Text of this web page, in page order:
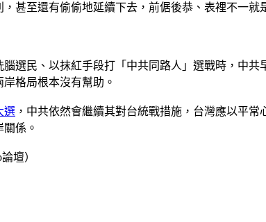
，甚至還有偷偷地延續下去，前倨後恭、表裡不一就
選民、以抹紅手段打「中共同路人」選戰時，中
格局根本沒有幫助。
選 ，中共依然會繼續其對台統戰措施，台灣應以平
係。
壇）